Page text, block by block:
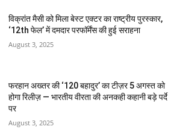
विक्रांत मैसी को मिला बेस्ट एक्टर का राष्ट्रीय पुरस्कार,
‘12th फेल’ में दमदार परफॉर्मेंस की हुई सराहना
August 3, 2025
फरहान अख्तर की ‘120 बहादुर’ का टीज़र 5 अगस्त को
होगा रिलीज़ — भारतीय वीरता की अनकही कहानी बड़े पर्दे
पर
August 3, 2025